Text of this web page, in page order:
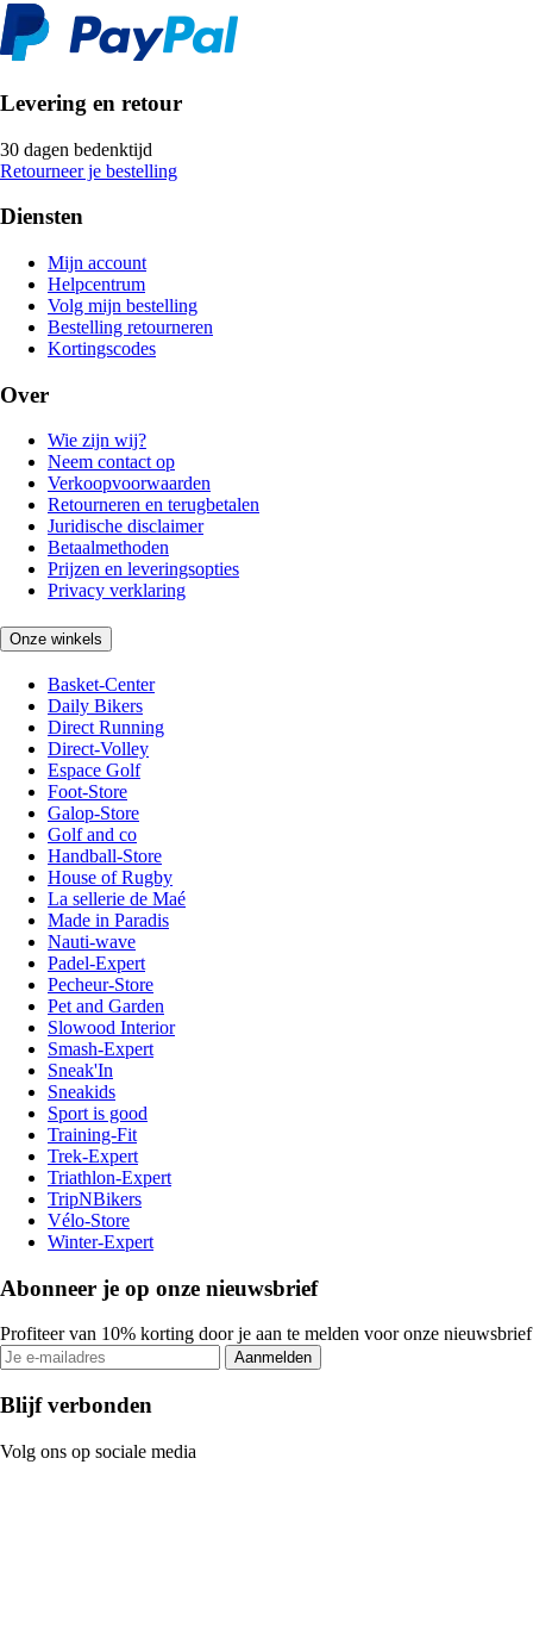
Levering en retour
30 dagen bedenktijd
Retourneer je bestelling
Diensten
Mijn account
Helpcentrum
Volg mijn bestelling
Bestelling retourneren
Kortingscodes
Over
Wie zijn wij?
Neem contact op
Verkoopvoorwaarden
Retourneren en terugbetalen
Juridische disclaimer
Betaalmethoden
Prijzen en leveringsopties
Privacy verklaring
Onze winkels
Basket-Center
Daily Bikers
Direct Running
Direct-Volley
Espace Golf
Foot-Store
Galop-Store
Golf and co
Handball-Store
House of Rugby
La sellerie de Maé
Made in Paradis
Nauti-wave
Padel-Expert
Pecheur-Store
Pet and Garden
Slowood Interior
Smash-Expert
Sneak'In
Sneakids
Sport is good
Training-Fit
Trek-Expert
Triathlon-Expert
TripNBikers
Vélo-Store
Winter-Expert
Abonneer je op onze nieuwsbrief
Profiteer van 10% korting door je aan te melden voor onze nieuwsbrief
Aanmelden
Blijf verbonden
Volg ons op sociale media